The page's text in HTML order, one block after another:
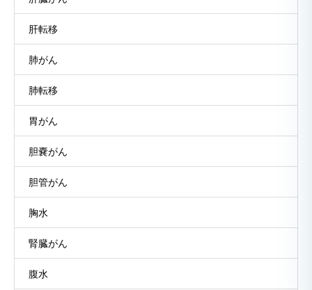
肝転移
肺がん
肺転移
胃がん
胆嚢がん
胆管がん
胸水
腎臓がん
腹水